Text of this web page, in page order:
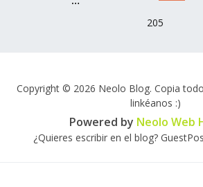
205
Copyright © 2026 Neolo Blog. Copia
linkéanos :)
Powered by Neolo Web
¿Quieres escribir en el blog?